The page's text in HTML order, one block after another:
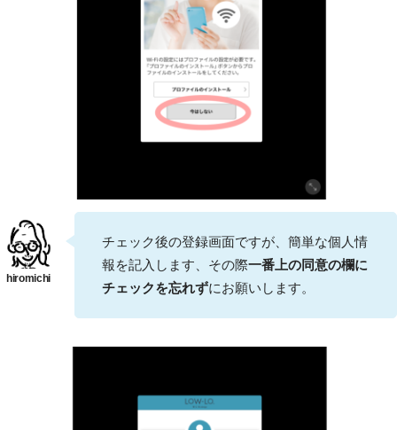
チェック後の登録画面ですが、簡単な個人情
報を記入します、その際一番上の同意の欄に
チェックを忘れずにお願いします。